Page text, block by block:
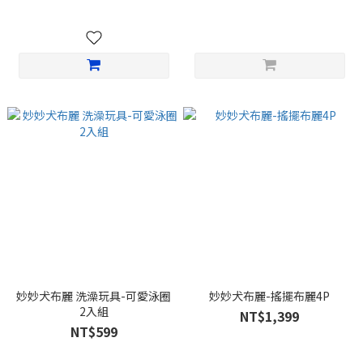
妙妙犬布麗 洗澡玩具-可愛泳圈
2入組
NT$599
妙妙犬布麗-搖擺布麗4P
NT$1,399